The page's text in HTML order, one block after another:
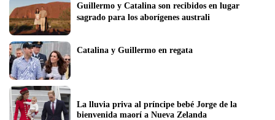
Guillermo y Catalina son recibidos en lugar
sagrado para los aborígenes australi
Catalina y Guillermo en regata
La lluvia priva al príncipe bebé Jorge de la
bienvenida maorí a Nueva Zelanda